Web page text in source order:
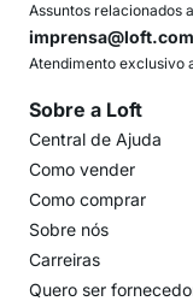
Assuntos relacionados
Atendimento exclusivo
Sobre a Loft
Central de Ajuda
Como vender
Como comprar
Sobre nós
Carreiras
Quero ser